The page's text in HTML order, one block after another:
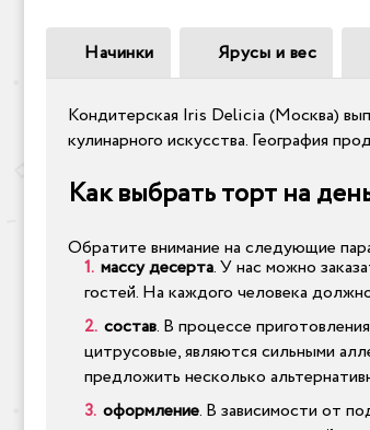
Начинки Ярусы и вес
Кондитерская Iris Delicia (Москва)
кулинарного искусства. География
Как выбрать торт на
Обратите внимание на следующие
массу десерта. У нас можно
гостей. На каждого человека
состав. В процессе
цитрусовые, являются сильными
предложить несколько
оформление. В зависимости от